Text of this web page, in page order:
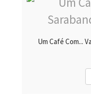
Um Café Com...